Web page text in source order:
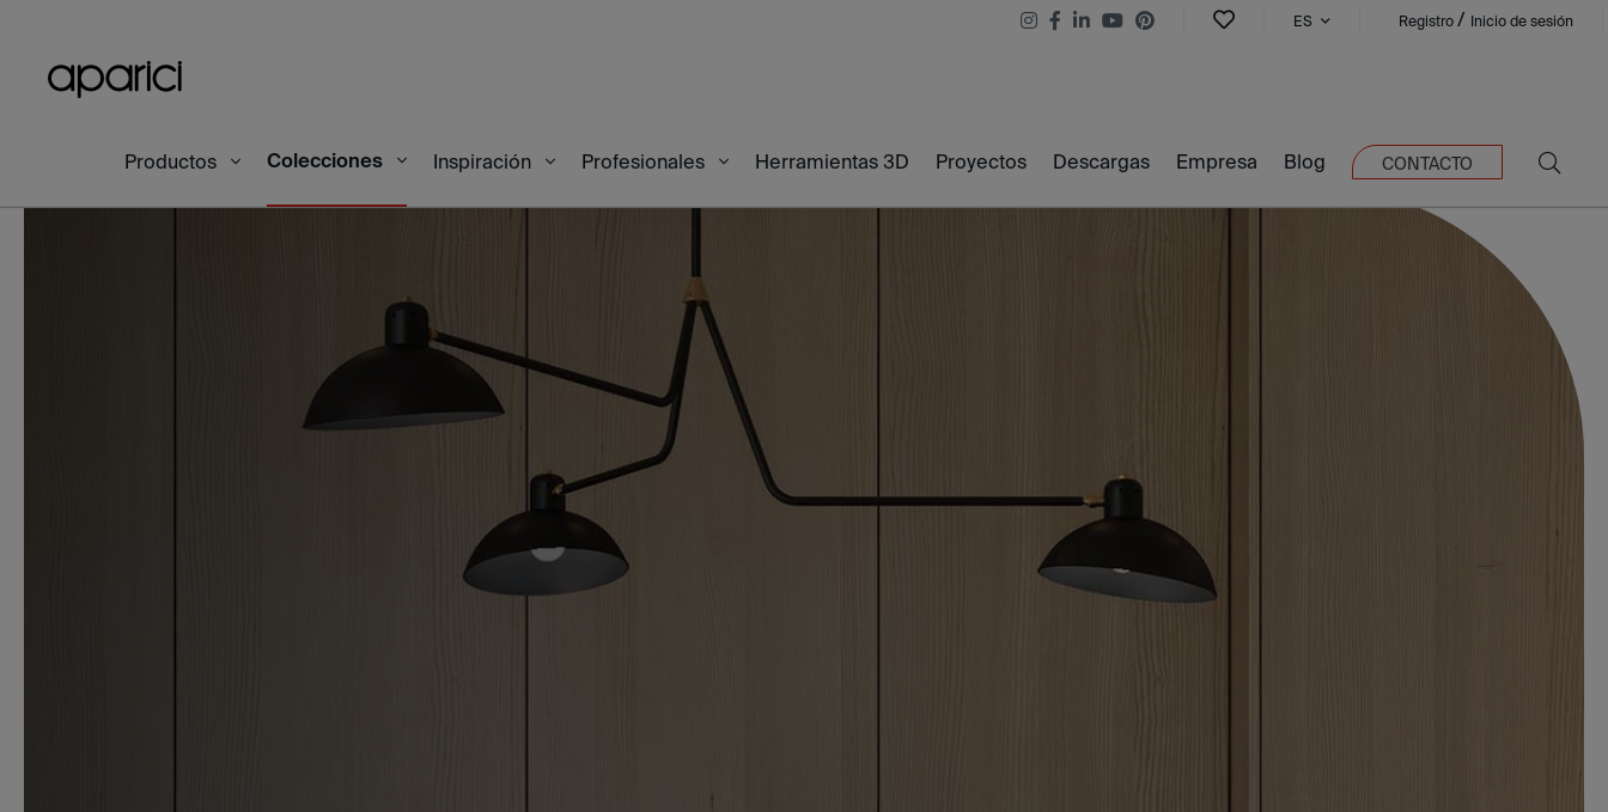
ES Registro / Inicio de sesión
Productos Colecciones Inspiración Profesionales Herramientas 3D Proyectos Descargas Empresa Blog CONTACTO
Colecciones Wonder